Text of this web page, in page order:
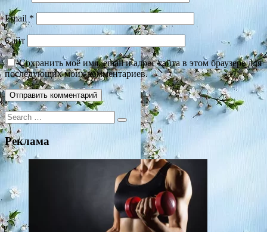
Email *
Сайт
Сохранить моё имя, email и адрес сайта в этом браузере для
последующих моих комментариев.
Search
for:
Реклама